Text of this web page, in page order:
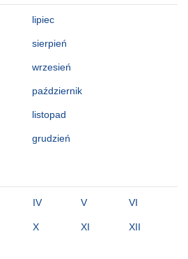
lipiec
sierpień
wrzesień
październik
listopad
grudzień
IV V VI
X XI XII